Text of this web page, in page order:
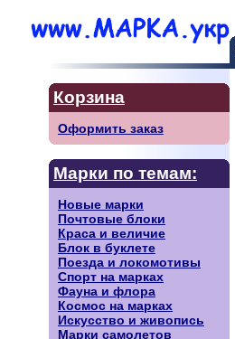
Корзина
Оформить заказ
Марки по темам:
Новые марки
Почтовые блоки
Краса и величие
Блок в буклете
Поезда и локомотивы
Спорт на марках
Фауна и флора
Космос на марках
Искусство и живопись
Марки самолетов